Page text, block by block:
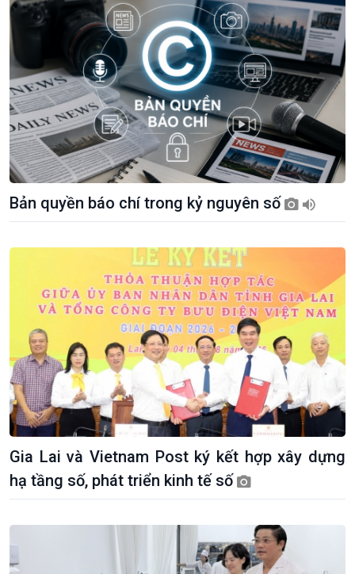
Thời sự 18h
Thời sự 21h30
Bản tin
Chuyên mục
Theo dòng Thời sự
Bản quyền báo chí trong kỷ nguyên số
Gia Lai và Vietnam Post ký kết hợp xây dựng
hạ tầng số, phát triển kinh tế số